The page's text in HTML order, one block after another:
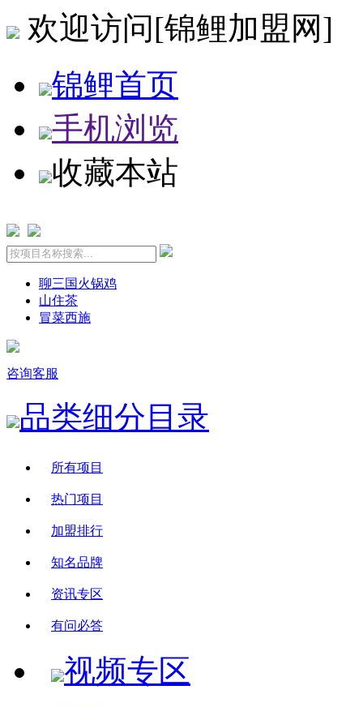
欢迎访问[锦鲤加盟网]
锦鲤首页
手机浏览
收藏本站
聊三国火锅鸡
山住茶
冒菜西施
咨询客服
品类细分目录
所有项目
热门项目
加盟排行
知名品牌
资讯专区
有问必答
视频专区